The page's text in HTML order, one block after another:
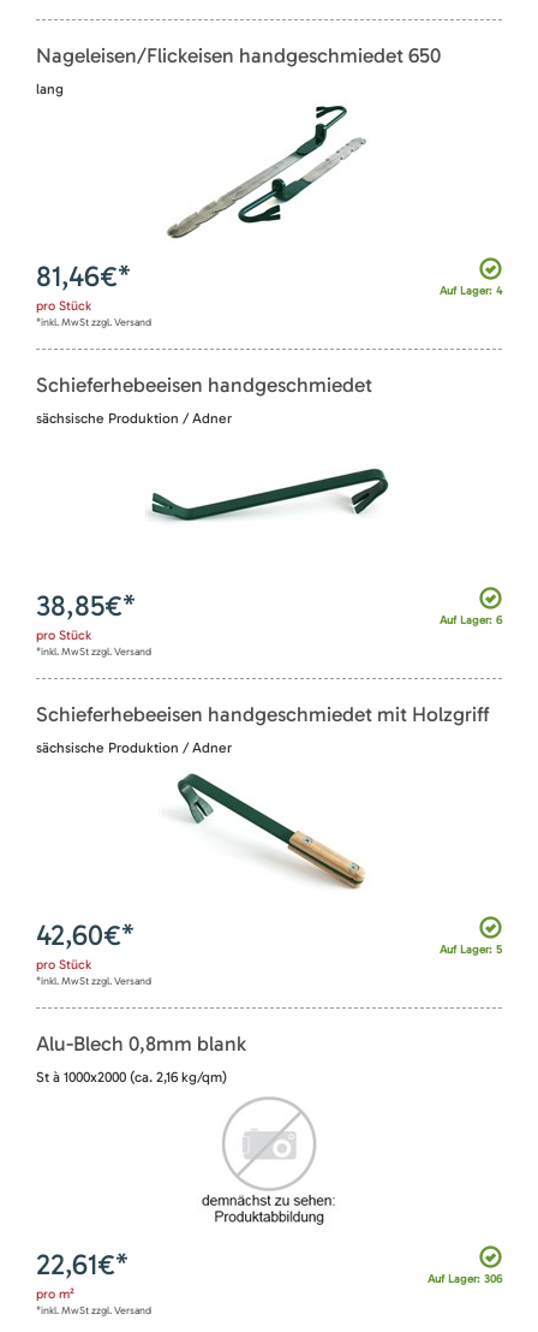
Nageleisen/Flickeisen handgeschmiedet 650
lang
Auf Lager: 4
81,46€*
pro Stück
*inkl. MwSt zzgl. Versand
Schieferhebeeisen handgeschmiedet
sächsische Produktion / Adner
Auf Lager: 6
38,85€*
pro Stück
*inkl. MwSt zzgl. Versand
Schieferhebeeisen handgeschmiedet mit Holzgriff
sächsische Produktion / Adner
Auf Lager: 5
42,60€*
pro Stück
*inkl. MwSt zzgl. Versand
Alu-Blech 0,8mm blank
St à 1000x2000 (ca. 2,16 kg/qm)
Auf Lager: 306
22,61€*
pro m²
*inkl. MwSt zzgl. Versand